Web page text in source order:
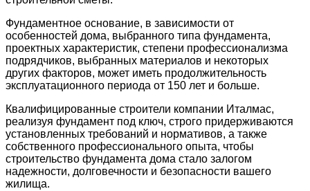
Фундаментное основание, в зависимости от
особенностей дома, выбранного типа фундамента,
проектных характеристик, степени профессионализма
подрядчиков, выбранных материалов и некоторых
других факторов, может иметь продолжительность
эксплуатационного периода от 150 лет и больше.
Квалифицированные строители компании Италмас,
реализуя фундамент под ключ, строго придерживаются
установленных требований и нормативов, а также
собственного профессионального опыта, чтобы
строительство фундамента дома стало залогом
надежности, долговечности и безопасности вашего
жилища.